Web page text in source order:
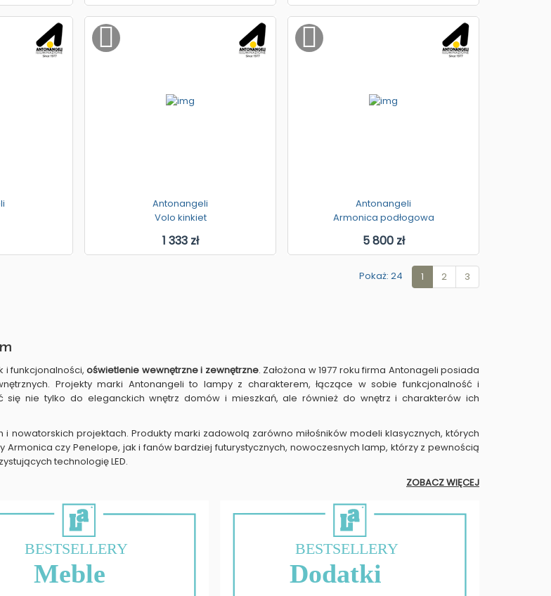
Antonangeli
Volo kinkiet
1 333 zł
Antonangeli
Armonica podłogowa
5 800 zł
Pokaż: 24 1 2 3
i funkcjonalności,oświetlenie wewnętrzne i zewnętrzne. Założona w 1977 roku firma Antonageli posiada
Projekty marki Antonangeli to lampy z charakterem, łączące w sobie funkcjonalność i
nie tylko do eleganckich wnętrz domów i mieszkań, ale również do wnętrz i charakterów ich
nowatorskich projektach. Produkty marki zadowolą zarówno miłośników modeli klasycznych, których
czy Penelope, jak i fanów bardziej futurystycznych, nowoczesnych lamp, którzy z pewnością
technologię LED.
ZOBACZ WIĘCEJ
BESTSELLERY
Meble
BESTSELLERY
Dodatki